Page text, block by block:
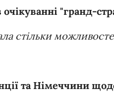
"гранд-
стільки
та Німеччини